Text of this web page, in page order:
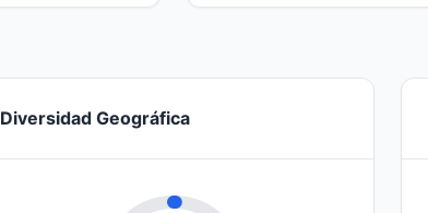
Diversidad Geográfica